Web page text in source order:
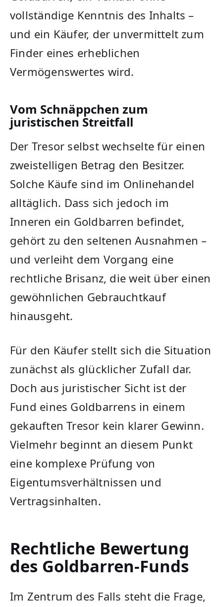
vollständige Kenntnis des Inhalts –
und ein Käufer, der unvermittelt zum
Finder eines erheblichen
Vermögenswertes wird.
Vom Schnäppchen zum
juristischen Streitfall
Der Tresor selbst wechselte für einen
zweistelligen Betrag den Besitzer.
Solche Käufe sind im Onlinehandel
alltäglich. Dass sich jedoch im
Inneren ein Goldbarren befindet,
gehört zu den seltenen Ausnahmen –
und verleiht dem Vorgang eine
rechtliche Brisanz, die weit über einen
gewöhnlichen Gebrauchtkauf
hinausgeht.
Für den Käufer stellt sich die Situation
zunächst als glücklicher Zufall dar.
Doch aus juristischer Sicht ist der
Fund eines Goldbarrens in einem
gekauften Tresor kein klarer Gewinn.
Vielmehr beginnt an diesem Punkt
eine komplexe Prüfung von
Eigentumsverhältnissen und
Vertragsinhalten.
Rechtliche Bewertung
des Goldbarren-Funds
Im Zentrum des Falls steht die Frage,